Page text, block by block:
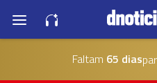
Faltam 65 dias